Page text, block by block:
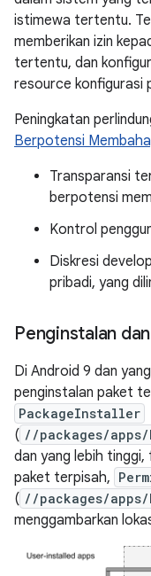
istimewa tertentu.
memberikan izin
tertentu, dan
resource konfigurasi
Peningkatan
Berpotensi
Transparansi
berpotensi
Kontrol
Diskresi
pribadi, yang
Penginstalan
Di Android 9 dan
penginstalan paket
PackageInstaller
( //packages/
dan yang lebih
paket terpisah,
( //packages/
menggambarkan